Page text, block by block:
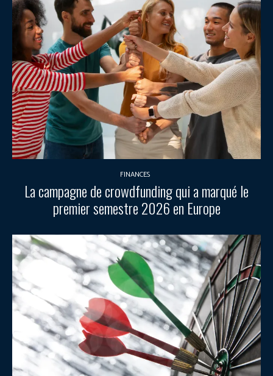
FINANCES
La campagne de crowdfunding qui a marqué le
premier semestre 2026 en Europe